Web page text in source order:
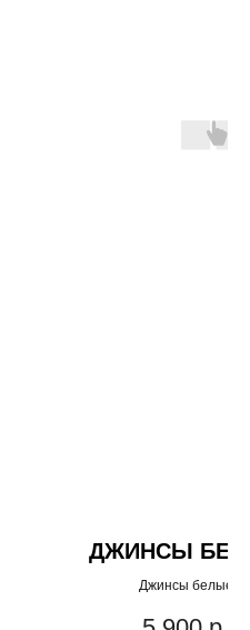
ДЖИНСЫ
Джинсы белые